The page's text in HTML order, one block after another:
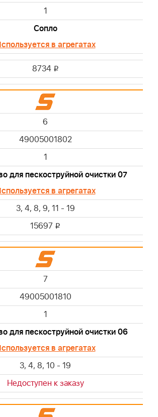
1
Сопло
в агрегатах
8734 i
6
49005001802
1
для пескоструйной очистки 07
в агрегатах
3, 4, 8, 9, 11 - 19
15697 i
7
49005001810
1
для пескоструйной очистки 06
в агрегатах
3, 4, 8, 10 - 19
Недоступен к заказу